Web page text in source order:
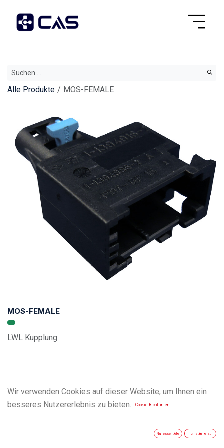
Alle Produkte MOS-FEMALE
MOS-FEMALE
LWL Kupplung
Wir verwenden Cookies auf dieser Website, um Ihnen ein
besseres Nutzererlebnis zu bieten.
Cookie-Richtlinien
Nur essentielle Ich stimme zu